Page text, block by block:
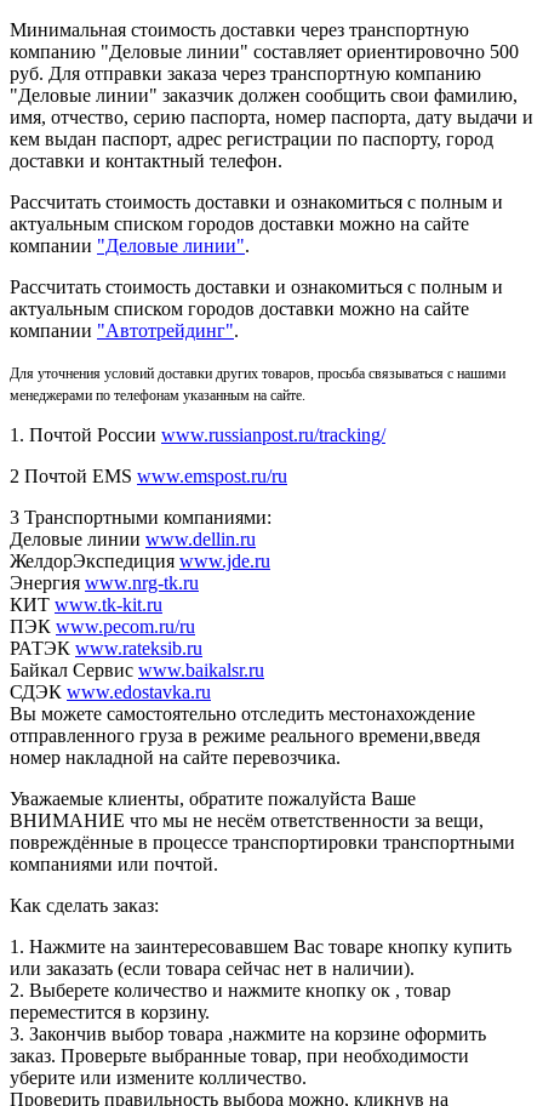
Минимальная стоимость доставки через транспортную
компанию "Деловые линии" составляет ориентировочно 500
руб. Для отправки заказа через транспортную компанию
"Деловые линии" заказчик должен сообщить свои фамилию,
имя, отчество, серию паспорта, номер паспорта, дату выдачи и
кем выдан паспорт, адрес регистрации по паспорту, город
доставки и контактный телефон.
Рассчитать стоимость доставки и ознакомиться с полным и
актуальным списком городов доставки можно на сайте
компании "Деловые линии".
Рассчитать стоимость доставки и ознакомиться с полным и
актуальным списком городов доставки можно на сайте
компании "Автотрейдинг".
Для уточнения условий доставки других товаров, просьба связываться с нашими
менеджерами по телефонам указанным на сайте.
1. Почтой России www.russianpost.ru/tracking/
2 Почтой EMS www.emspost.ru/ru
3 Транспортными компаниями:
Деловые линии www.dellin.ru
ЖелдорЭкспедиция www.jde.ru
Энергия www.nrg-tk.ru
КИТ www.tk-kit.ru
ПЭК www.pecom.ru/ru
РАТЭК www.rateksib.ru
Байкал Сервис www.baikalsr.ru
СДЭК www.edostavka.ru
Вы можете самостоятельно отследить местонахождение
отправленного груза в режиме реального времени,введя
номер накладной на сайте перевозчика.
Уважаемые клиенты, обратите пожалуйста Ваше
ВНИМАНИЕ что мы не несём ответственности за вещи,
повреждённые в процессе транспортировки транспортными
компаниями или почтой.
Как сделать заказ:
1. Нажмите на заинтересовавшем Вас товаре кнопку купить
или заказать (если товара сейчас нет в наличии).
2. Выберете количество и нажмите кнопку ок , товар
переместится в корзину.
3. Закончив выбор товара ,нажмите на корзине оформить
заказ. Проверьте выбранные товар, при необходимости
уберите или измените колличество.
Проверить правильность выбора можно, кликнув на